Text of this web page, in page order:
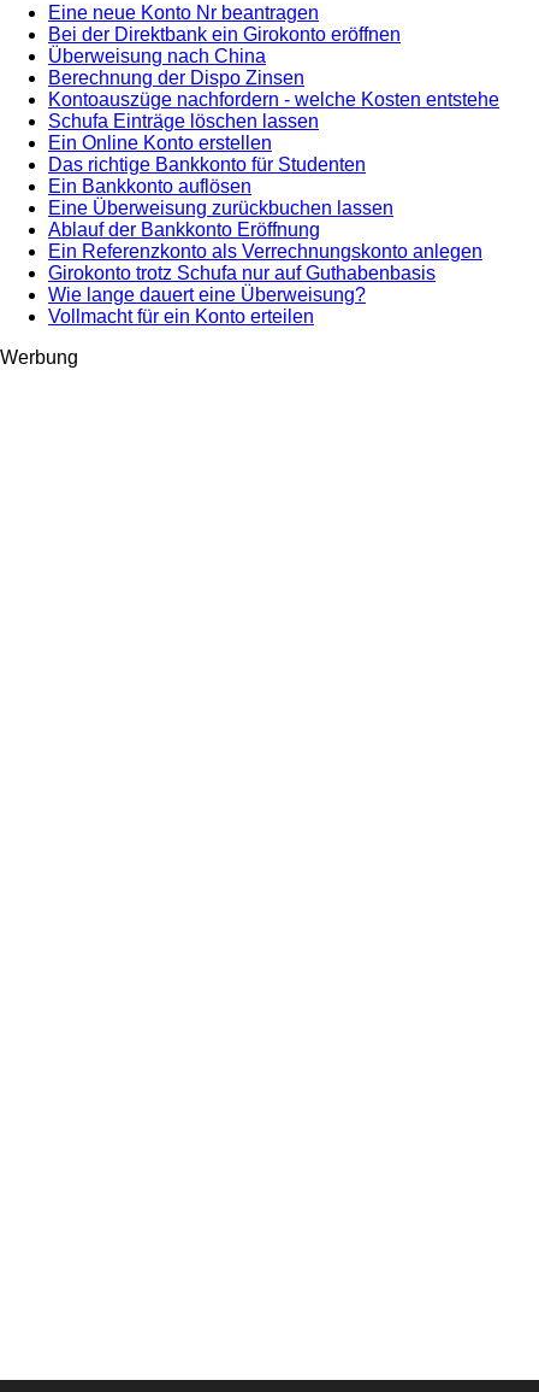
Eine neue Konto Nr beantragen
Bei der Direktbank ein Girokonto eröffnen
Überweisung nach China
Berechnung der Dispo Zinsen
Kontoauszüge nachfordern - welche Kosten entstehe
Schufa Einträge löschen lassen
Ein Online Konto erstellen
Das richtige Bankkonto für Studenten
Ein Bankkonto auflösen
Eine Überweisung zurückbuchen lassen
Ablauf der Bankkonto Eröffnung
Ein Referenzkonto als Verrechnungskonto anlegen
Girokonto trotz Schufa nur auf Guthabenbasis
Wie lange dauert eine Überweisung?
Vollmacht für ein Konto erteilen
Werbung